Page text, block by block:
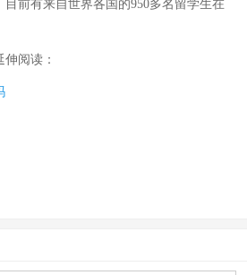
前有来自世界各国的950多名留学生在
伸阅读：